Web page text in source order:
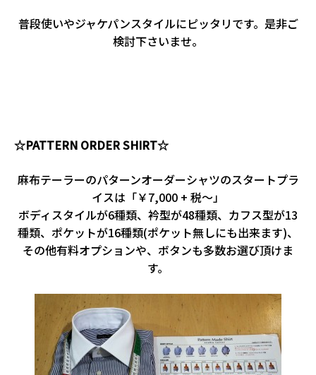
普段使いやジャケパンスタイルにピッタリです。是非ご
検討下さいませ。
☆PATTERN ORDER SHIRT☆
麻布テーラーのパターンオーダーシャツのスタートプラ
イスは「￥7,000 + 税～」
ボディスタイルが6種類、衿型が48種類、カフス型が13
種類、ポケットが16種類(ポケット無しにも出来ます)、
その他有料オプションや、ボタンも多数お選び頂けま
す。